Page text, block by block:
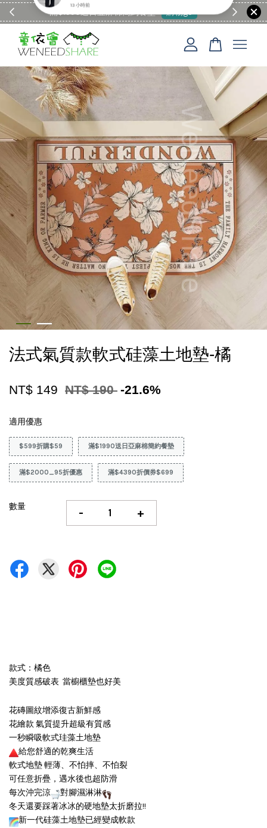
滿$1990送日亞麻棉簡約餐墊 購物go 童裝
法式氣質款軟式硅藻土地墊-橘
NT$ 149 NT$ 190 -21.6%
適用優惠
$599折購$59 滿$1990送日亞麻棉簡約餐墊
滿$2000_95折優惠 滿$4390折價券$699
數量 - +
款式：橘色
美度質感破表 當櫥櫃墊也好美
花磚圖紋增添復古新鮮感
花繪款 氣質提升超級有質感
一秒瞬吸軟式珪藻土地墊
給您舒適的乾爽生活
軟式地墊 輕薄、不怕摔、不怕裂
可任意折疊，遇水後也超防滑
每次沖完涼
對腳濕淋淋
冬天還要踩著冰冰的硬地墊太折磨拉!!
新一代硅藻土地墊已經變成軟款
您的購物車目前還是空的。
繼續購物